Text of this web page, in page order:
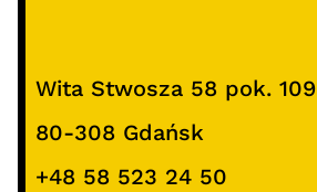
Wita Stwosza 58 pok. 109
80-308 Gdańsk
+48 58 523 24 50